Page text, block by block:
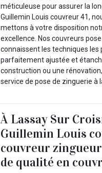
méticuleuse pour assurer la
Guillemin Louis couvreur 41,
mettons à votre disposition
excellence. Nos couvreurs
connaissent les techniques
parfaitement ajustée et
construction ou une
service de pose de zinguerie à
À Lassay Sur
Guillemin Louis
couvreur
de qualité en